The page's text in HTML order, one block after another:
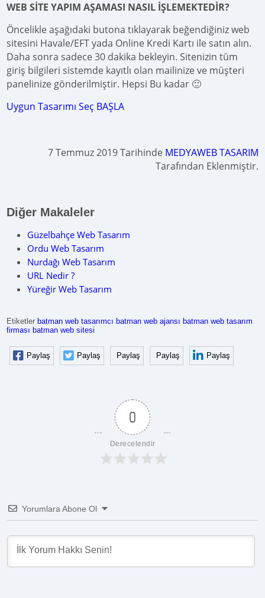
WEB SİTE YAPIM AŞAMASI NASIL İŞLEMEKTEDİR?
Öncelikle aşağıdaki butona tıklayarak beğendiğiniz web
sitesini Havale/EFT yada Online Kredi Kartı ile satın alın.
Daha sonra sadece 30 dakika bekleyin. Sitenizin tüm
giriş bilgileri sistemde kayıtlı olan mailinize ve müşteri
panelinize gönderilmiştir. Hepsi Bu kadar 🙂
Uygun Tasarımı Seç BAŞLA
7 Temmuz 2019 Tarihinde MEDYAWEB TASARIM
Tarafından Eklenmiştir.
Diğer Makaleler
Güzelbahçe Web Tasarım
Ordu Web Tasarım
Nurdağı Web Tasarım
URL Nedir ?
Yüreğir Web Tasarım
Etiketler batman web tasarımcı batman web ajansı batman web tasarım
firması batman web sitesi
Paylaş Paylaş Paylaş Paylaş Paylaş
0
Derecelendir
Yorumlara Abone Ol